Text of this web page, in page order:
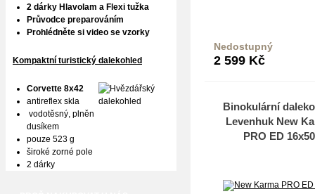
Nedostupný
2 599 Kč
Binokulární
Levenhuk New
PRO ED 16x50
2 dárky Hlavolam a Flexi tužka
Průvodce preparováním
Prohlédněte si video se vzorky
Kompaktní turistický dalekohled
Corvette 8x42
antireflex skla
vodotěsný, plněn
dusíkem
pouze 523 g
široké zorné pole
2 dárky